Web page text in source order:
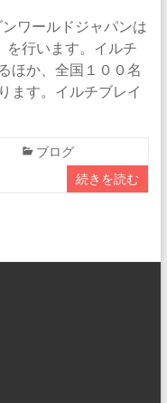
ワールドジャパンは
を行います。イルチ
ほか、全国１００名
ます。イルチブレイ
ブログ
続きを読む